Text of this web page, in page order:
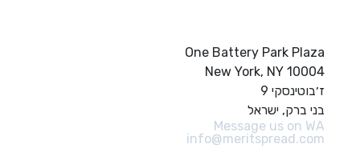
One Battery Park Plaza
New York, NY 10004
ז׳בוטינסקי 9
בני ברק, ישראל
Message us on WA
info@meritspread.com